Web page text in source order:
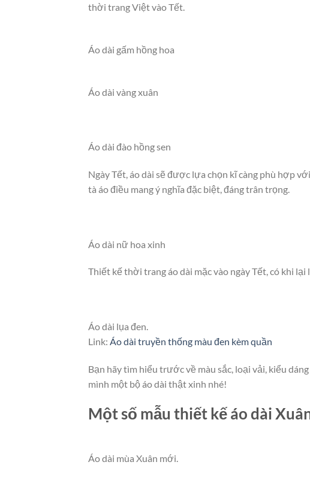
thời trang Việt vào Tết.
Áo dài gấm hồng hoa
Áo dài vàng xuân
Áo dài đào hồng sen
Ngày Tết, áo dài sẽ được lựa chọn kĩ càng phù hợp
tà áo điều mang ý nghĩa đặc biệt, đáng trân trọng.
Áo dài nữ hoa xinh
Thiết kế thời trang áo dài mặc vào ngày Tết, có khi
Áo dài lụa đen.
Link: Áo dài truyền thống màu đen kèm quần
Bạn hãy tìm hiểu trước về màu sắc, loại vải, kiểu
mình một bộ áo dài thật xinh nhé!
Một số mẫu thiết kế áo dài
Áo dài mùa Xuân mới.